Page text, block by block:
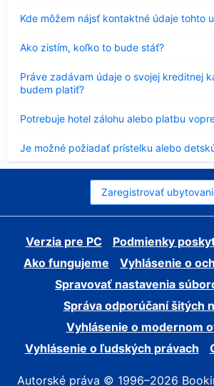
Kde môžem nájsť kontaktné údaje tohto
sa
Ako zistím, koľko to bude stáť?
sa
Práve zadávam údaje o svojej kreditnej
budem platiť?
sa
Potrebuje hotel zálohu alebo platbu
sa
Je možné požiadať prístelku alebo
sa
Zaregistrovať
Verzia pre PC
Podmienky
Ako fungujeme
Vyhlásenie o
Spravovať nastavenia
Správa odporúčaní šitých
Vyhlásenie o modernom
Vyhlásenie o ľudských právach
Autorské práva © 1996–2026